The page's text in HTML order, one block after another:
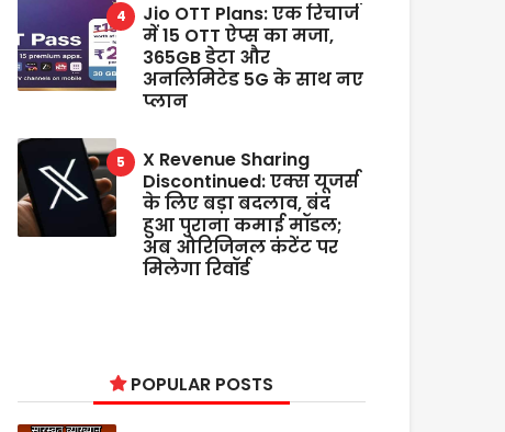
Jio OTT Plans: एक रिचार्ज
में 15 OTT ऐप्स का मजा,
365GB डेटा और
अनलिमिटेड 5G के साथ नए
प्लान
X Revenue Sharing
Discontinued: एक्स यूजर्स
के लिए बड़ा बदलाव, बंद
हुआ पुराना कमाई मॉडल;
अब ओरिजिनल कंटेंट पर
मिलेगा रिवॉर्ड
POPULAR POSTS